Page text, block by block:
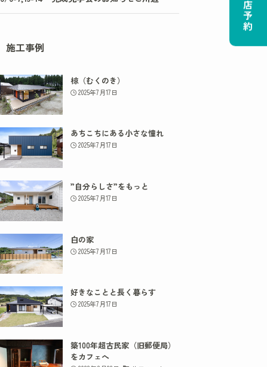
施工事例
椋（むくのき）
2025年7月17日
あちこちにある小さな憧れ
2025年7月17日
”自分らしさ”をもっと
2025年7月17日
白の家
2025年7月17日
好きなことと長く暮らす
2025年7月17日
築100年超古民家（旧郵便局）
をカフェへ